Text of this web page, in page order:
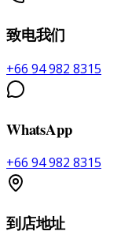
致电我们
+66 94 982 8315
WhatsApp
+66 94 982 8315
到店地址